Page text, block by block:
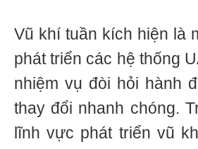
Vũ khí tuần kích hiện là
phát triển các hệ thống
nhiệm vụ đòi hỏi hành
thay đổi nhanh chóng.
lĩnh vực phát triển vũ